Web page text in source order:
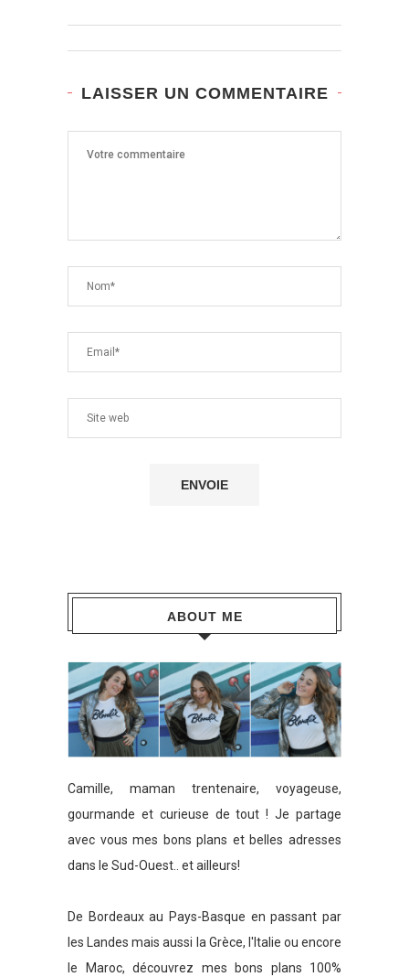
LAISSER UN COMMENTAIRE
ABOUT ME
Camille, maman trentenaire, voyageuse,
gourmande et curieuse de tout ! Je partage
avec vous mes bons plans et belles adresses
dans le Sud-Ouest.. et ailleurs!
De Bordeaux au Pays-Basque en passant par
les Landes mais aussi la Grèce, l'Italie ou encore
le Maroc, découvrez mes bons plans 100%